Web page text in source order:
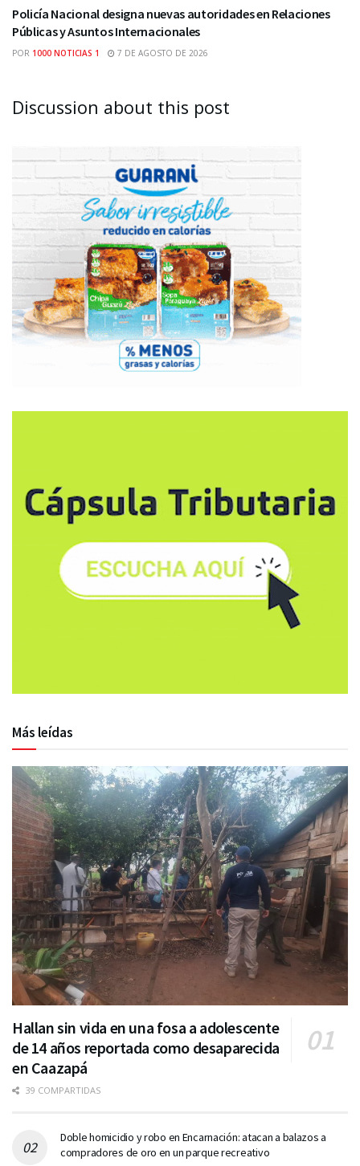
Policía Nacional designa nuevas autoridades en Relaciones
Públicas y Asuntos Internacionales
POR 1000 NOTICIAS 1 7 DE AGOSTO DE 2026
Discussion about this post
Más leídas
Hallan sin vida en una fosa a adolescente
de 14 años reportada como desaparecida
en Caazapá
39 COMPARTIDAS
Doble homicidio y robo en Encarnación: atacan a balazos a
compradores de oro en un parque recreativo